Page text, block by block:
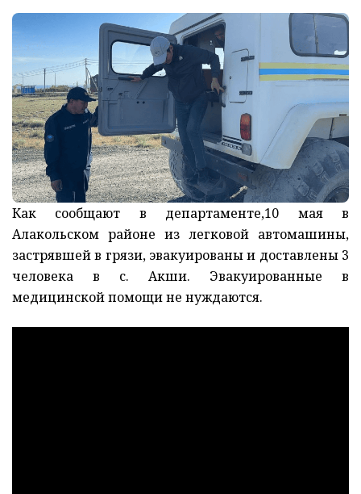
Как сообщают в департаменте,10 мая в
Алакольском районе из легковой автомашины,
застрявшей в грязи, эвакуированы и доставлены 3
человека в с. Акши. Эвакуированные в
медицинской помощи не нуждаются.